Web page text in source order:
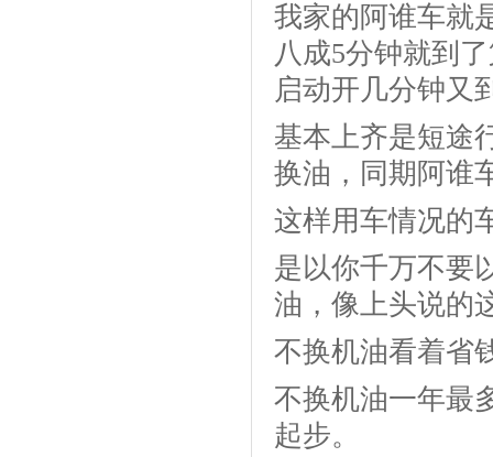
我家的阿谁车就
八成5分钟就到
启动开几分钟又
基本上齐是短途
换油，同期阿谁
这样用车情况的
是以你千万不要
油，像上头说的
不换机油看着省
不换机油一年最
起步。